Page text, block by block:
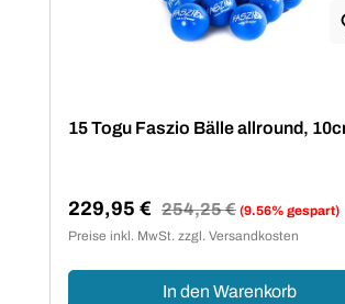
15 Togu Faszio Bälle allround,
Verkaufspreis:
229,95 € Regulärer Preis:
254,25 € (9.56% gespart)
Preise inkl. MwSt. zzgl. Versandkosten
In den Warenkorb